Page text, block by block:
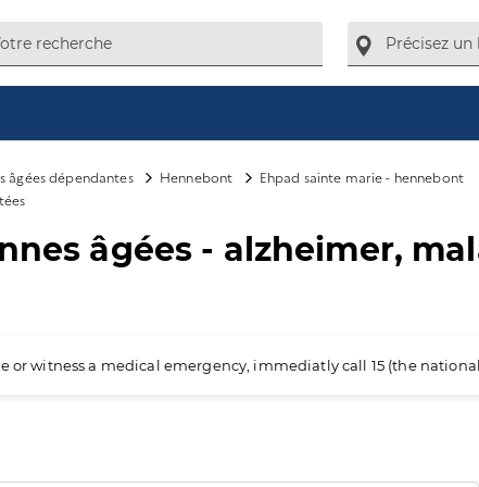
âgées dépendantes Hennebont
Ehpad sainte marie - hennebont
âgées - alzheimer,
or witness a medical emergency, immediatly call 15 (the